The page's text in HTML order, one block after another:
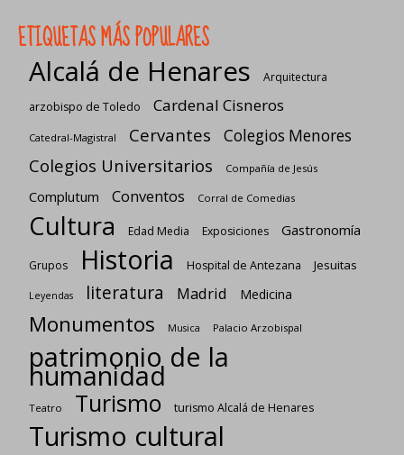
ETIQUETAS MÁS POPULARES
Alcalá de Henares
Arquitectura
arzobispo de Toledo
Cardenal Cisneros
Catedral-Magistral Cervantes Colegios Menores
Colegios Universitarios Compañía de Jesús
Complutum Conventos Corral de Comedias
Cultura Edad Media Exposiciones Gastronomía
Grupos Historia Hospital de Antezana Jesuitas
Leyendas literatura Madrid Medicina
Monumentos Musica Palacio Arzobispal
patrimonio de la
humanidad
Teatro Turismo turismo Alcalá de Henares
Turismo cultural